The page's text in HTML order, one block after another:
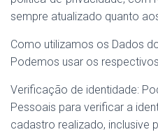
sempre atualizado quanto
Como utilizamos os Dados
Podemos usar os
Verificação de identidade:
Pessoais para verificar a
cadastro realizado, inclusive